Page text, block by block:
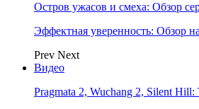
Остров ужасов и смеха: Обзор
Эффектная уверенность: Обзор
Prev Next
Видео
Pragmata 2, Wuchang 2, Silent